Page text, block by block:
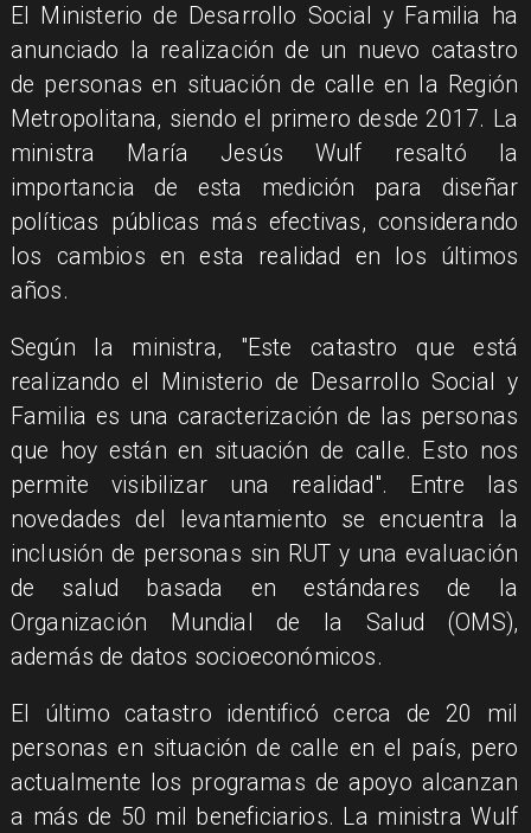
El Ministerio de Desarrollo Social y Familia ha
anunciado la realización de un nuevo catastro
de personas en situación de calle en la Región
Metropolitana, siendo el primero desde 2017. La
ministra María Jesús Wulf resaltó la
importancia de esta medición para diseñar
políticas públicas más efectivas, considerando
los cambios en esta realidad en los últimos
años.
Según la ministra, "Este catastro que está
realizando el Ministerio de Desarrollo Social y
Familia es una caracterización de las personas
que hoy están en situación de calle. Esto nos
permite visibilizar una realidad". Entre las
novedades del levantamiento se encuentra la
inclusión de personas sin RUT y una evaluación
de salud basada en estándares de la
Organización Mundial de la Salud (OMS),
además de datos socioeconómicos.
El último catastro identificó cerca de 20 mil
personas en situación de calle en el país, pero
actualmente los programas de apoyo alcanzan
a más de 50 mil beneficiarios. La ministra Wulf